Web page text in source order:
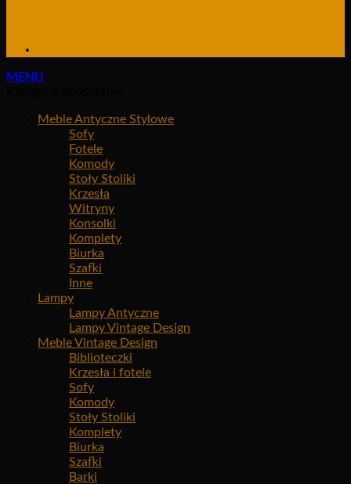
MENU
Meble Antyczne Stylowe
Sofy
Fotele
Komody
Stoły Stoliki
Krzesła
Witryny
Konsolki
Komplety
Biurka
Szafki
Inne
Lampy
Lampy Antyczne
Lampy Vintage Design
Meble Vintage Design
Biblioteczki
Krzesła i fotele
Sofy
Komody
Stoły Stoliki
Komplety
Biurka
Szafki
Barki